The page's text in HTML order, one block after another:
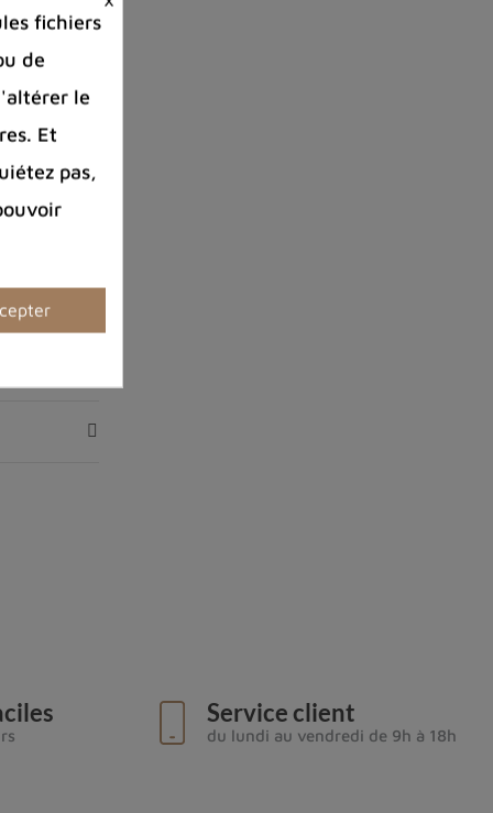
Service client
du lundi au vendredi de 9h à 18h
fichiers
de
le
Et
pas,